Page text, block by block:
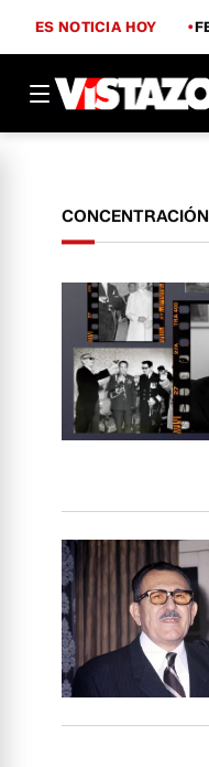
ES NOTICIA HOY